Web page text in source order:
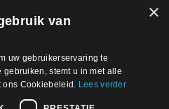
×
van
uw gebruikerservaring te
stemt u in met alle
ons Cookiebeleid. Lees verder